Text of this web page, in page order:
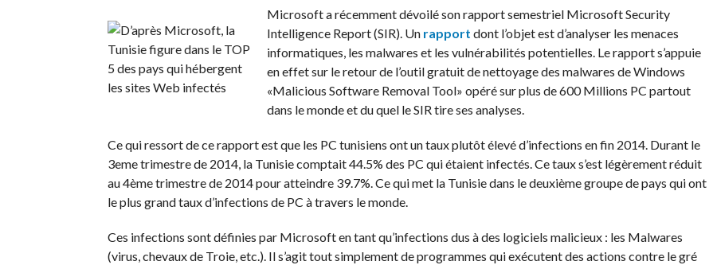
Microsoft a récemment dévoilé son rapport semestriel Microsoft Security
Intelligence Report (SIR). Un rapport dont l’objet est d’analyser les menaces
informatiques, les malwares et les vulnérabilités potentielles. Le rapport s’appuie
en effet sur le retour de l’outil gratuit de nettoyage des malwares de Windows
«Malicious Software Removal Tool» opéré sur plus de 600 Millions PC partout
dans le monde et du quel le SIR tire ses analyses.
Ce qui ressort de ce rapport est que les PC tunisiens ont un taux plutôt élevé d’infections en fin 2014. Durant le
3eme trimestre de 2014, la Tunisie comptait 44.5% des PC qui étaient infectés. Ce taux s’est légèrement réduit
au 4ème trimestre de 2014 pour atteindre 39.7%. Ce qui met la Tunisie dans le deuxième groupe de pays qui ont
le plus grand taux d’infections de PC à travers le monde.
Ces infections sont définies par Microsoft en tant qu’infections dus à des logiciels malicieux : les Malwares
(virus, chevaux de Troie, etc.). Il s’agit tout simplement de programmes qui exécutent des actions contre le gré